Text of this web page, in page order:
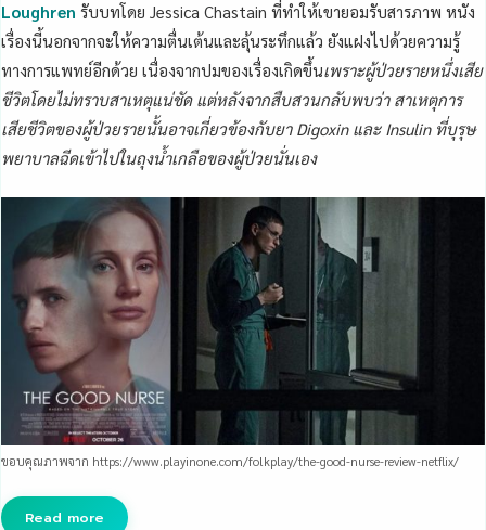
Loughren รับบทโดย Jessica Chastain ที่ทำให้เขายอมรับสารภาพ หนัง
เรื่องนี้นอกจากจะให้ความตื่นเต้นและลุ้นระทึกแล้ว ยังแฝงไปด้วยความรู้
ทางการแพทย์อีกด้วย เนื่องจากปมของเรื่องเกิดขึ้นเพราะผู้ป่วยรายหนึ่งเสีย
ชีวิตโดยไม่ทราบสาเหตุแน่ชัด แต่หลังจากสืบสวนกลับพบว่า สาเหตุการ
เสียชีวิตของผู้ป่วยรายนั้นอาจเกี่ยวข้องกับยา Digoxin และ Insulin ที่บุรุษ
พยาบาลฉีดเข้าไปในถุงน้ำเกลือของผู้ป่วยนั่นเอง
ขอบคุณภาพจาก https://www.playinone.com/folkplay/the-good-nurse-review-netflix/
Read more